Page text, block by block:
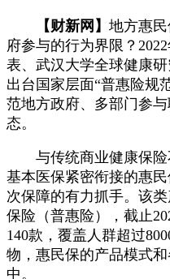
【财新网】 地方惠
府参与的行为界限？
表、武汉大学全球健康
出台国家层面“普惠险规
范地方政府、多部门参
态。
与传统商业健康保险
基本医保紧密衔接的惠
次保障的有力抓手。该
保险（普惠险），截止
140款，覆盖人群超过
物，惠民保的产品模式
中。